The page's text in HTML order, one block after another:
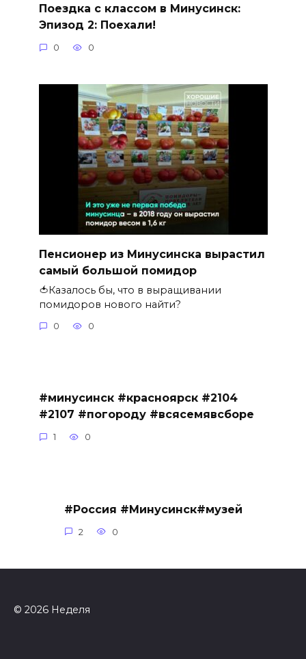
Поездка с классом в Минусинск:
Эпизод 2: Поехали!
0 0
Пенсионер из Минусинска вырастил
самый большой помидор
🍅Казалось бы, что в выращивании
помидоров нового найти?
0 0
#минусинск #красноярск #2104
#2107 #погороду #всясемявсборе
1 0
#Россия #Минусинск#музей
2 0
© 2026 Неделя